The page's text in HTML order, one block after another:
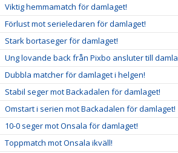
Viktig hemmamatch för damlaget!
Förlust mot serieledaren för damlaget!
Stark bortaseger för damlaget!
Ung lovande back från Pixbo ansluter till
Dubbla matcher för damlaget i helgen!
Stabil seger mot Backadalen för damlaget!
Omstart i serien mot Backadalen för damlaget!
10-0 seger mot Onsala för damlaget!
Toppmatch mot Onsala ikväll!